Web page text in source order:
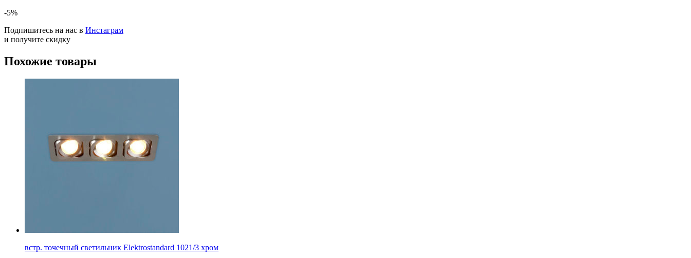
-5%
Подпишитесь на нас в Инстаграм
и получите скидку
Похожие товары
встр. точечный светильник Elektrostandard 1021/3 хром